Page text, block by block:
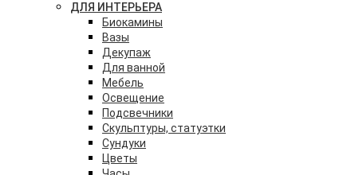
ДЛЯ ИНТЕРЬЕРА
Биокамины
Вазы
Декупаж
Для ванной
Мебель
Освещение
Подсвечники
Скульптуры, статуэтки
Сундуки
Цветы